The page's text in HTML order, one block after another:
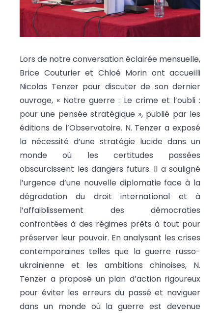
Lors de notre conversation éclairée mensuelle,
Brice Couturier et Chloé Morin ont accueilli
Nicolas Tenzer pour discuter de son dernier
ouvrage, « Notre guerre : Le crime et l’oubli :
pour une pensée stratégique », publié par les
éditions de l’Observatoire. N. Tenzer a exposé
la nécessité d’une stratégie lucide dans un
monde où les certitudes passées
obscurcissent les dangers futurs. Il a souligné
l’urgence d’une nouvelle diplomatie face à la
dégradation du droit international et à
l’affaiblissement des démocraties
confrontées à des régimes prêts à tout pour
préserver leur pouvoir. En analysant les crises
contemporaines telles que la guerre russo-
ukrainienne et les ambitions chinoises, N.
Tenzer a proposé un plan d’action rigoureux
pour éviter les erreurs du passé et naviguer
dans un monde où la guerre est devenue